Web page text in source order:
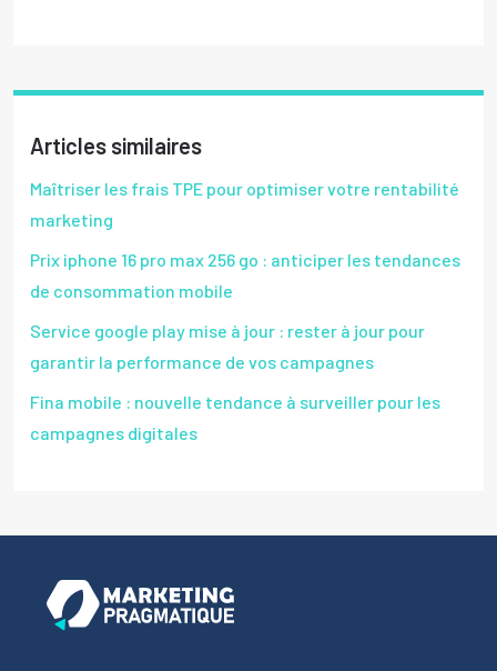
Articles similaires
Maîtriser les frais TPE pour optimiser votre rentabilité
marketing
Prix iphone 16 pro max 256 go : anticiper les tendances
de consommation mobile
Service google play mise à jour : rester à jour pour
garantir la performance de vos campagnes
Fina mobile : nouvelle tendance à surveiller pour les
campagnes digitales